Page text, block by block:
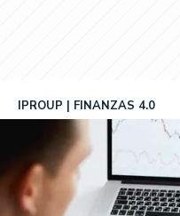
IPROUP FINANZAS 4.0